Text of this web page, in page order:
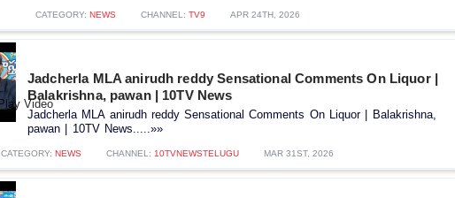
CATEGORY: NEWS CHANNEL: TV9 APR 24TH, 2026
Jadcherla MLA anirudh reddy Sensational Comments On Liquor |
Balakrishna, pawan | 10TV News
Jadcherla MLA anirudh reddy Sensational Comments On Liquor | Balakrishna,
pawan | 10TV News.....»»
CATEGORY: NEWS CHANNEL: 10TVNEWSTELUGU MAR 31ST, 2026